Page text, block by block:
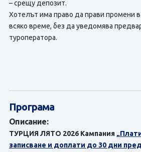
– срещу депозит.
Хотелът има право да прави промени в
всяко време, без да уведомява
туроператора.
Програма
Описание:
ТУРЦИЯ ЛЯТО 2026 Кампания
записване и доплати до 30 дни